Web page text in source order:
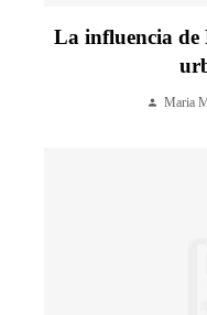
La influencia de
Maria